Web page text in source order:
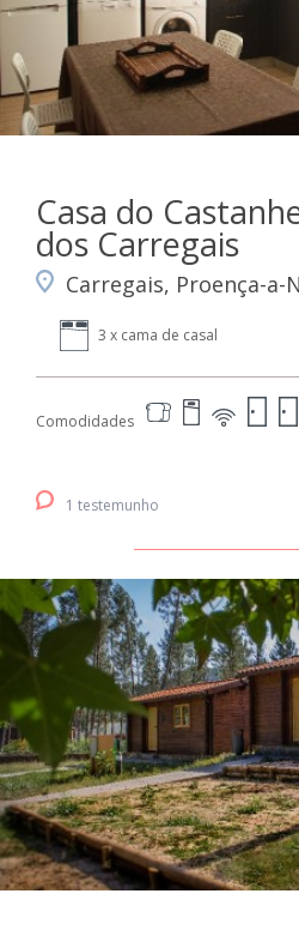
Casa do
dos Carregais
Carregais, Proença-a-
3 x cama de casal
Comodidades
1 testemunho